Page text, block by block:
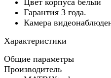
Гарантия 3 года.
Камера
Характеристики
Общие параметры
Производитель